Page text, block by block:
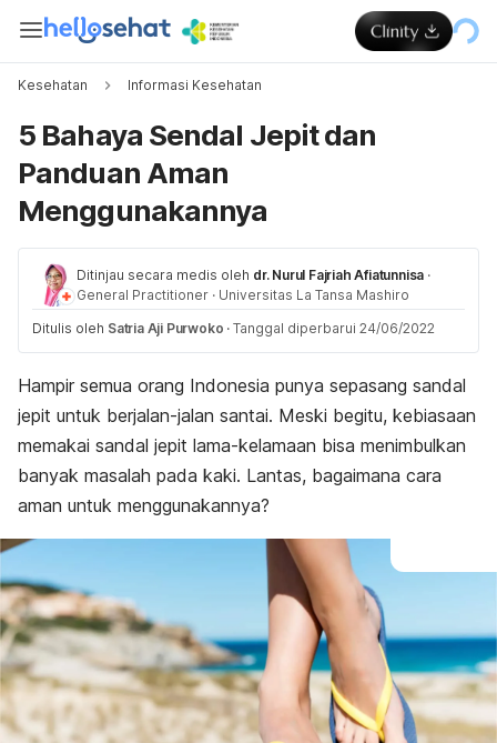
Kesehatan Informasi Kesehatan
5 Bahaya Sendal Jepit dan
Panduan Aman
Menggunakannya
Ditinjau secara medis oleh dr. Nurul Fajriah Afiatunnisa ·
General Practitioner · Universitas La Tansa Mashiro
Ditulis oleh Satria Aji Purwoko · Tanggal diperbarui 24/06/2022
Hampir semua orang Indonesia punya sepasang sandal
jepit untuk berjalan-jalan santai. Meski begitu, kebiasaan
memakai sandal jepit lama-kelamaan bisa menimbulkan
banyak masalah pada kaki. Lantas, bagaimana cara
aman untuk menggunakannya?